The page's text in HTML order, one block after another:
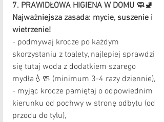
7. PRAWIDŁOWA HIGIENA W DOMU 🧼🚽
Najważniejsza zasada: mycie, suszenie i
wietrzenie!
- podmywaj krocze po każdym
skorzystaniu z toalety, najlepiej sprawdzi
się tutaj woda z dodatkiem szarego
mydła💧🧼 (minimum 3-4 razy dziennie),
- myjąc krocze pamiętaj o odpowiednim
kierunku od pochwy w stronę odbytu (od
przodu do tylu),